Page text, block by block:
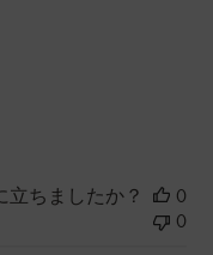
立ちましたか？
0
0